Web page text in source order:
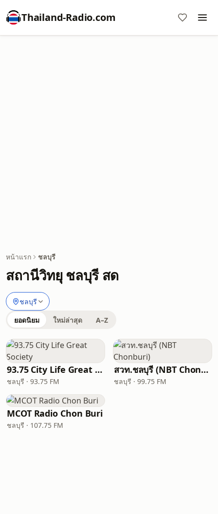
Thailand-Radio.com
หน้าแรก ชลบุรี
สถานีวิทยุ ชลบุรี สด
ชลบุรี
ยอดนิยม ใหม่ล่าสุด A–Z
93.75 City Life Great Society
ชลบุรี · 93.75 FM
สวท.ชลบุรี (NBT Chonburi)
ชลบุรี · 99.75 FM
MCOT Radio Chon Buri
ชลบุรี · 107.75 FM